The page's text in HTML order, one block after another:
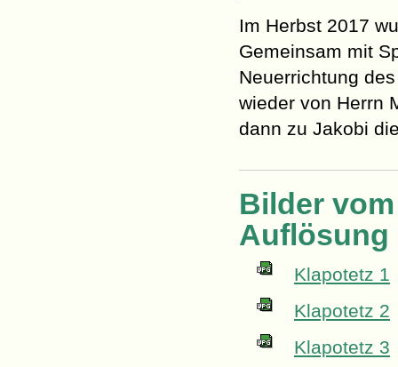
Im Herbst 2017
Gemeinsam mit
Neuerrichtung
wieder von Herrn
dann zu Jakobi
Bilder
Auflösung
Klapotetz 1
Klapotetz 2
Klapotetz 3